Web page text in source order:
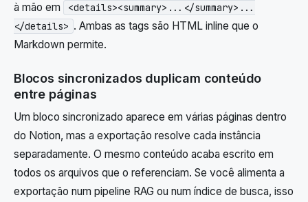
à mão em
<details><summary>...</summary>...
</details> . Ambas as tags são HTML inline que o
Markdown permite.
Blocos sincronizados duplicam conteúdo
entre páginas
Um bloco sincronizado aparece em várias páginas dentro
do Notion, mas a exportação resolve cada instância
separadamente. O mesmo conteúdo acaba escrito em
todos os arquivos que o referenciam. Se você alimenta a
exportação num pipeline RAG ou num índice de busca, isso